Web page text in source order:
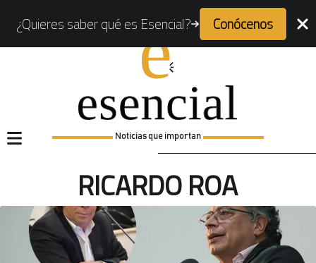
¿Quieres saber qué es Esencial? Conócenos
Noticias que importan
RICARDO ROA